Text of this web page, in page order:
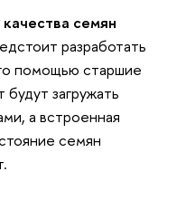
семян
разработать
помощью старшие
загружать
а встроенная
семян